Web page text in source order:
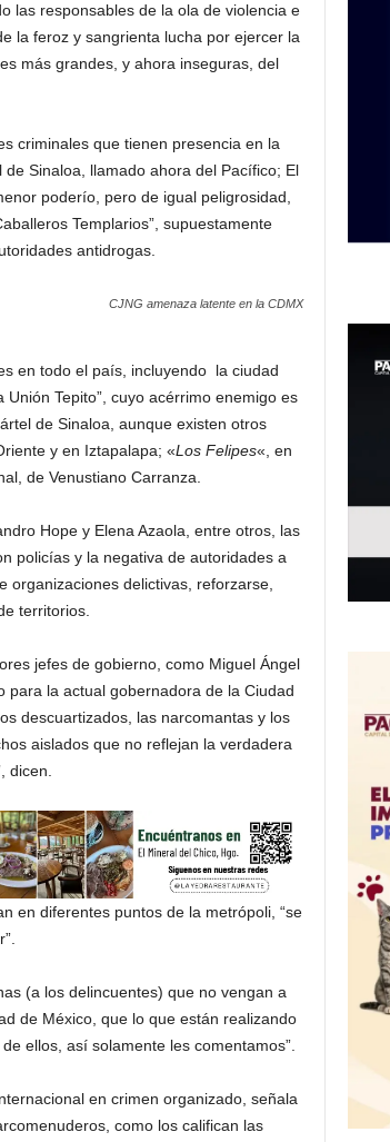
las responsables de la ola de violencia e
la feroz y sangrienta lucha por ejercer la
más grandes, y ahora inseguras, del
criminales que tienen presencia en la
Sinaloa, llamado ahora del Pacífico; El
poderío, pero de igual peligrosidad,
Templarios”, supuestamente
antidrogas.
CJNG amenaza latente en la CDMX
en todo el país, incluyendo la ciudad
Tepito”, cuyo acérrimo enemigo es
de Sinaloa, aunque existen otros
y en Iztapalapa; «Los Felipes«, en
de Venustiano Carranza.
Hope y Elena Azaola, entre otros, las
policías y la negativa de autoridades a
organizaciones delictivas, reforzarse,
territorios.
jefes de gobierno, como Miguel Ángel
para la actual gobernadora de la Ciudad
descuartizados, las narcomantas y los
aislados que no reflejan la verdadera
dicen.
en diferentes puntos de la metrópoli, “se
(a los delincuentes) que no vengan a
de México, que lo que están realizando
ellos, así solamente les comentamos”.
en crimen organizado, señala
como los califican las